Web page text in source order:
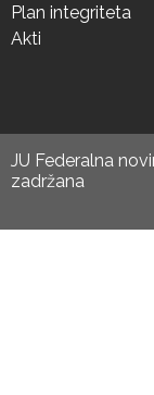
Plan integriteta
Akti
JU Federalna
zadržana